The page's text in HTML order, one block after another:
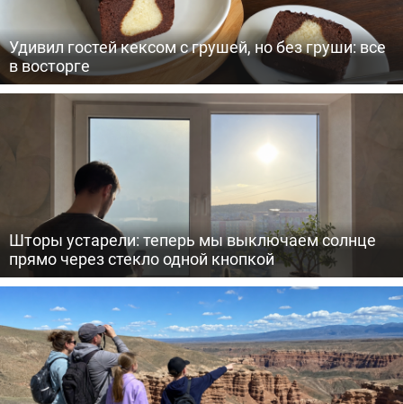
Удивил гостей кексом с грушей, но без груши: все
в восторге
Шторы устарели: теперь мы выключаем солнце
прямо через стекло одной кнопкой